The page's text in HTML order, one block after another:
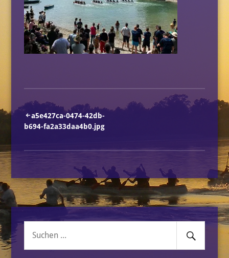
Beitragsnavigation
a5e427ca-0474-42db-
b694-fa2a33daa4b0.jpg
Suche
Senden